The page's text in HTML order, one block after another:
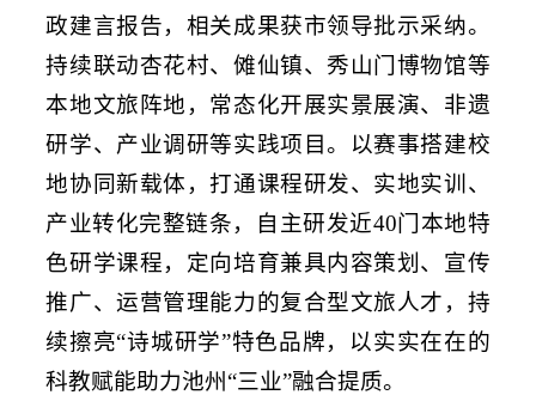
政建言报告，相关成果获市领导批示采纳。
持续联动杏花村、傩仙镇、秀山门博物馆等
本地文旅阵地，常态化开展实景展演、非遗
研学、产业调研等实践项目。以赛事搭建校
地协同新载体，打通课程研发、实地实训、
产业转化完整链条，自主研发近40门本地特
色研学课程，定向培育兼具内容策划、宣传
推广、运营管理能力的复合型文旅人才，持
续擦亮“诗城研学”特色品牌，以实实在在的
科教赋能助力池州“三业”融合提质。